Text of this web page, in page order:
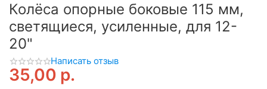
Колёса опорные боковые 115 мм,
светящиеся, усиленные, для 12-
20"
Написать отзыв
35,00 р.